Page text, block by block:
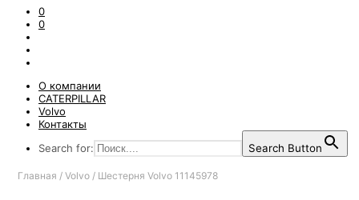
0
0
О компании
CATERPILLAR
Volvo
Контакты
Search for:
Search Button
Главная / Volvo / Шестерня Volvo 11145978